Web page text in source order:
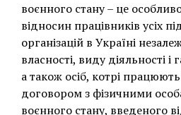
воєнного стану – це
відносин працівників усіх
організацій в Україні
власності, виду діяльності і
а також осіб, котрі
договором з фізичними
воєнного стану, введеного